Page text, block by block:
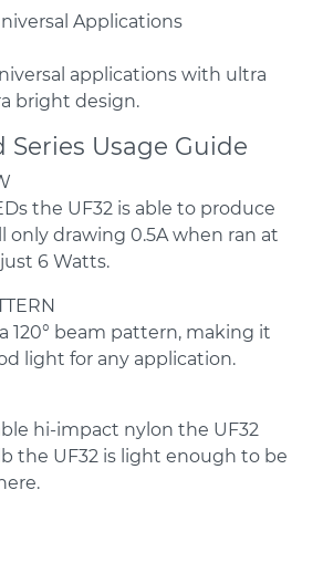
Applications
applications with ultra
bright design.
Usage Guide
the UF32 is able to produce
only drawing 0.5A when ran at
6 Watts.
120° beam pattern, making it
light for any application.
hi-impact nylon the UF32
the UF32 is light enough to be